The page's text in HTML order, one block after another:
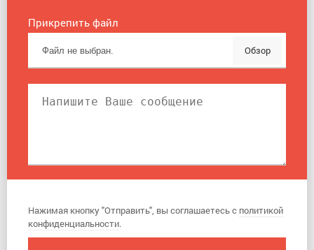
Прикрепить файл
Обзор
Нажимая кнопку "Отправить", вы соглашаетесь с политикой
конфиденциальности.